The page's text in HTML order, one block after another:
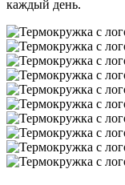
каждый день.